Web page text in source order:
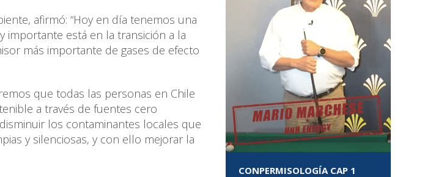
afirmó: “Hoy en día tenemos una
importante está en la transición a la
más importante de gases de efecto
que todas las personas en Chile
a través de fuentes cero
los contaminantes locales que
y silenciosas, y con ello mejorar la
CONPERMISOLOGÍA CAP 1